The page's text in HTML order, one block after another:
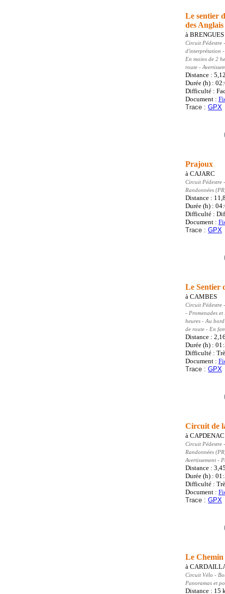
Le sentier
des Anglais
à BRENGUES
Circuit Pédestre
d'interprétation -
En moins de 2
route -
Distance :
Durée (h) :
Difficulté :
Document :
Trace : GPX
Prajoux
à CAJARC
Circuit Pédestre
Randonnées
Distance :
Durée (h) :
Difficulté :
Document :
Trace : GPX
Le Sentier
à CAMBES
Circuit Pédestre
- Promenades et
heures - Au
de route - En
Distance :
Durée (h) :
Difficulté :
Document :
Trace : GPX
Circuit de
à CAPDENAC
Circuit Pédestre
Randonnées
Avertissement -
Distance :
Durée (h) :
Difficulté :
Document :
Trace : GPX
Le
à
Circuit Vélo -
Panoramas et
Distance : 15